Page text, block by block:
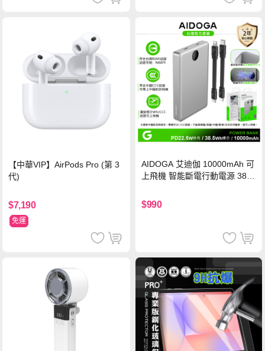
【中華VIP】AirPods Pro (第 3
代)
$7,190
免運
AIDOGA 艾迪伽 10000mAh 可
上飛機 智能斷電行動電源 38.5
灣BSMI/中國CCC/歐美CE/FCC
認證
$990